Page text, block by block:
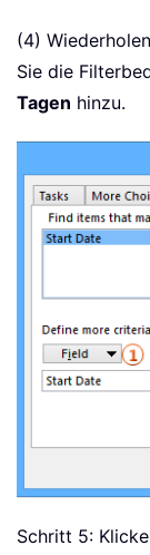
(4)
Sie die
Tagen hinzu.
Schritt 5: